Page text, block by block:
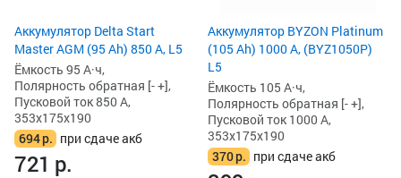
Аккумулятор Delta Start
Master AGM (95 Ah) 850 А, L5
Ёмкость 95 А·ч,
Полярность обратная [- +],
Пусковой ток 850 А,
353x175x190
694р. при сдаче акб
721 р.
Аккумулятор BYZON Platinum
(105 Ah) 1000 А, (BYZ1050P)
L5
Ёмкость 105 А·ч,
Полярность обратная [- +],
Пусковой ток 1000 А,
353x175x190
370р. при сдаче акб